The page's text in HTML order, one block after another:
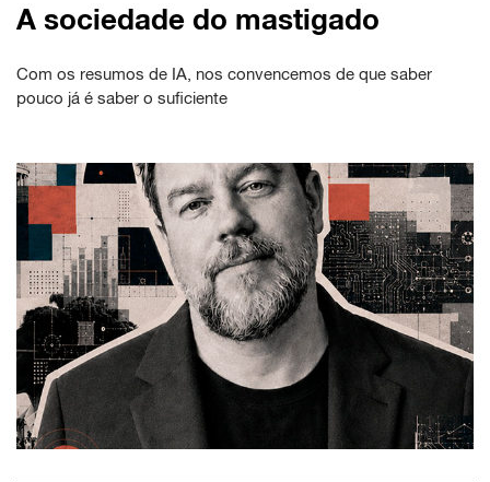
A sociedade do mastigado
Com os resumos de IA, nos convencemos de que saber
pouco já é saber o suficiente